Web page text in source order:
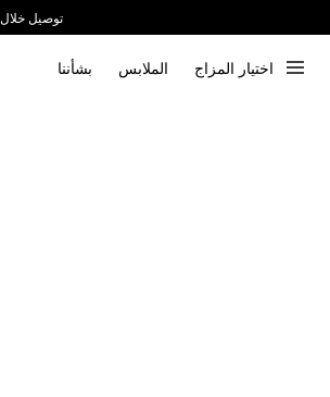
توصيل خلال 7 أيام إلى جميع دول الخليج
اختيار المزاج الملابس بشأننا